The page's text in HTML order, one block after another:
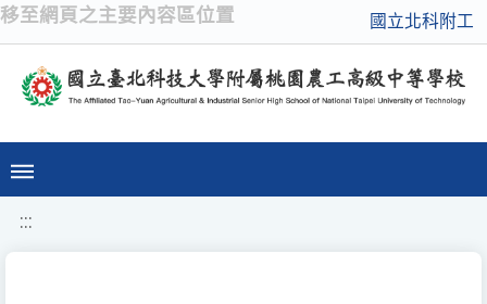
移至網頁之主要內容區位置 國立北科附工
:::